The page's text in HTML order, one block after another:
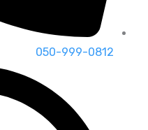
050-999-0812